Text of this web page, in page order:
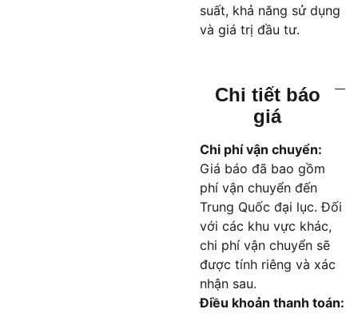
suất, khả năng sử dụng
và giá trị đầu tư.
Chi tiết báo
giá
Chi phí vận chuyển:
Giá báo đã bao gồm
phí vận chuyển đến
Trung Quốc đại lục. Đối
với các khu vực khác,
chi phí vận chuyển sẽ
được tính riêng và xác
nhận sau.
Điều khoản thanh toán: